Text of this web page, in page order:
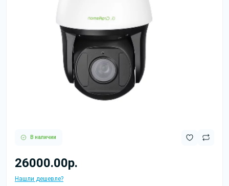
В наличии
26000.00р.
Нашли дешевле?